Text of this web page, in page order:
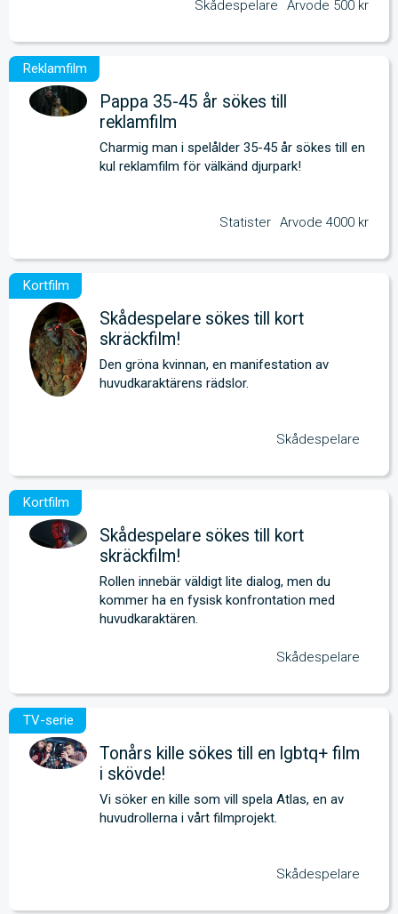
Skådespelare
Arvode 500 kr
Pappa 35-45 år sökes till
reklamfilm
Charmig man i spelålder 35-45 år sökes till en
kul reklamfilm för välkänd djurpark!
Statister Arvode 4000 kr
Skådespelare sökes till kort
skräckfilm!
Den gröna kvinnan, en manifestation av
huvudkaraktärens rädslor.
Skådespelare
Skådespelare sökes till kort
skräckfilm!
Rollen innebär väldigt lite dialog, men du
kommer ha en fysisk konfrontation med
huvudkaraktären.
Skådespelare
Tonårs kille sökes till en lgbtq+ film
i skövde!
Vi söker en kille som vill spela Atlas, en av
huvudrollerna i vårt filmprojekt.
Skådespelare